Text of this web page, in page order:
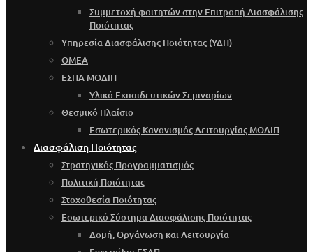
Συμμετοχή φοιτητών στην Επιτροπή Διασφάλισης
Ποιότητας
Υπηρεσία Διασφάλισης Ποιότητας (ΥΔΠ)
OMEA
ΕΣΠΑ ΜΟΔΙΠ
Υλικό Εκπαιδευτικών Σεμιναρίων
Θεσμικό Πλαίσιο
Εσωτερικός Κανονισμός Λειτουργίας ΜΟΔΙΠ
Διασφάλιση Ποιότητας
Στρατηγικός Προγραμματισμός
Πολιτική Ποιότητας
Στοχοθεσία Ποιότητας
Εσωτερικό Σύστημα Διασφάλισης Ποιότητας
Δομή, Οργάνωση και Λειτουργία